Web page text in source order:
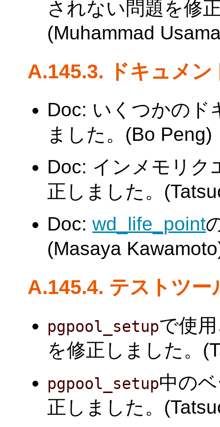
されない問題を修
(Muhammad
A.145.3. ドキュメン
Doc: いくつかのド
ました。(Bo Peng)
Doc: インメモリク
正しました。
Doc:wd_life_point
(Masaya
A.145.4. テストツー
pgpool_setupで使
を修正しました。
pgpool_setup中の
正しました。